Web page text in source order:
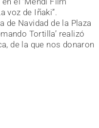
voz de Iñaki”.
de Navidad de la Plaza
Tortilla’ realizó
de la que nos donaron